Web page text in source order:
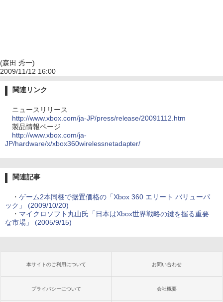
(森田 秀一)
2009/11/12 16:00
関連リンク
ニュースリリース
http://www.xbox.com/ja-JP/press/release/20091112.htm
製品情報ページ
http://www.xbox.com/ja-
JP/hardware/x/xbox360wirelessnetadapter/
関連記事
・ ゲーム2本同梱で据置価格の「Xbox 360 エリート バリューパ
ック」 (2009/10/20)
・ マイクロソフト丸山氏「日本はXbox世界戦略の鍵を握る重要
な市場」 (2005/9/15)
本サイトのご利用について お問い合わせ
プライバシーについて 会社概要